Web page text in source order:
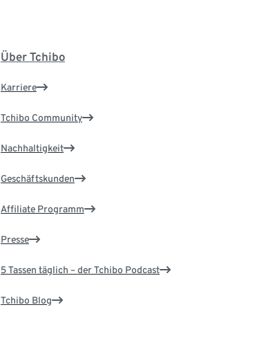
Über Tchibo
Karriere
Tchibo Community
Nachhaltigkeit
Geschäftskunden
Affiliate Programm
Presse
5 Tassen täglich – der Tchibo Podcast
Tchibo Blog